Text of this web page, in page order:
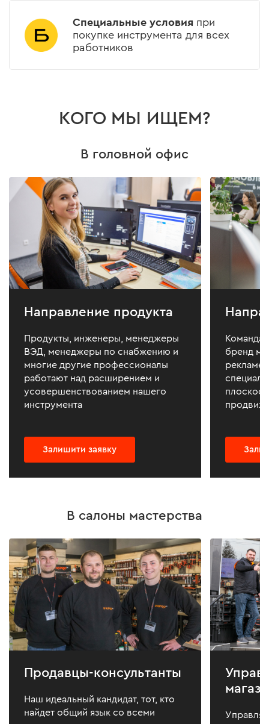
Специальные условия при
покупке инструмента для всех
работников
КОГО МЫ ИЩЕМ?
В головной офис
Направление продукта
Продукты, инженеры, менеджеры
ВЭД, менеджеры по снабжению и
многие другие профессионалы
работают над расширением и
усовершенствованием нашего
инструмента
Залишити заявку
Команда
бренд
рекламе
В салоны мастерства
Продавцы-консультанты
Наш идеальный кандидат, тот, кто
найдет общий язык со всеми